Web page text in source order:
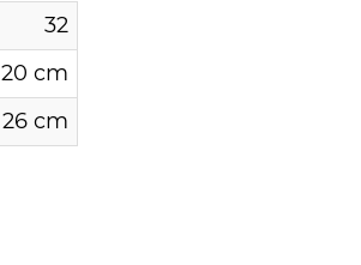
32
20 cm
26 cm